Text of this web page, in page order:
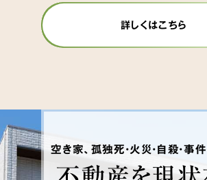
詳しくはこちら
空き家、孤独死・火災・自殺・事